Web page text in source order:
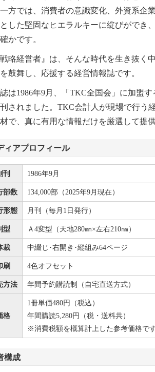
方では、消費者の意識変化、外資系企
した堅固なヒエラルキーに綻びができ
かです。
略経営者』は、そんな時代を生き抜く
鼓舞し、応援する経営情報誌です。
は1986年9月、「TKC全国会」に加盟
されました。TKC会計人が現場で行う
で、真に有用な情報だけを厳選して提
ィアプロフィール
刊 1986年9月
部数 134,000部（2025年9月現在）
形態 月刊（毎月1日発行）
型 Ａ4変型（天地280㎜×左右210㎜）
裁 中綴じ･右開き･縦組み64ページ
刷 4色オフセット
方法 年間予約購読制（自宅直送方式）
格
1冊単価480円（税込）
年間購読5,280円（税・送料共）
※消費税額を概算計上した参考価格で
構成